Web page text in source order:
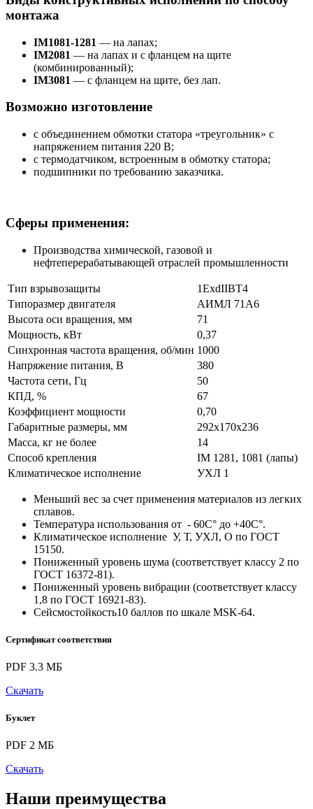
монтажа
IM1081-1281 — на лапах;
IM2081 — на лапах и с фланцем на щите
(комбинированный);
IM3081 — с фланцем на щите, без лап.
Возможно изготовление
с объединением обмотки статора «треугольник» с
напряжением питания 220 В;
с термодатчиком, встроенным в обмотку статора;
подшипники по требованию заказчика.
Сферы применения:
Производства химической, газовой и
нефтеперерабатывающей отраслей промышленности
Тип взрывозащиты
1ExdIIBT4
Типоразмер двигателя
АИМЛ 71А6
Высота оси вращения, мм
71
Мощность, кВт
0,37
Синхронная частота вращения, об/мин 1000
Напряжение питания, В
380
Частота сети, Гц
50
КПД, %
67
Коэффициент мощности
0,70
Габаритные размеры, мм
292х170х236
Масса, кг не более
14
Способ крепления
IM 1281, 1081 (лапы)
Климатическое исполнение
УХЛ 1
Меньший вес за счет применения материалов из легких
сплавов.
Температура использования от - 60С° до +40С°.
Климатическое исполнение У, Т, УХЛ, О по ГОСТ
15150.
Пониженный уровень шума (соответствует классу 2 по
ГОСТ 16372-81).
Пониженный уровень вибрации (соответствует классу
1,8 по ГОСТ 16921-83).
Сейсмостойкость10 баллов по шкале MSK-64.
Сертификат соответствия
PDF 3.3 МБ
Скачать
Буклет
PDF 2 МБ
Скачать
Наши преимущества